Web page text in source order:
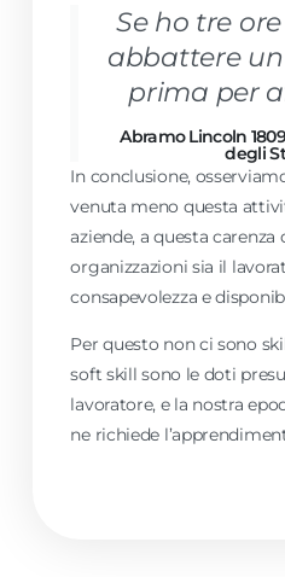
Se ho tre
abbattere
prima per
Abramo Lincoln
degli
In conclusione,
venuta meno questa
aziende, a questa
organizzazioni sia il
consapevolezza e
Per questo non ci sono
soft skill sono le doti
lavoratore, e la nostra
ne richiede